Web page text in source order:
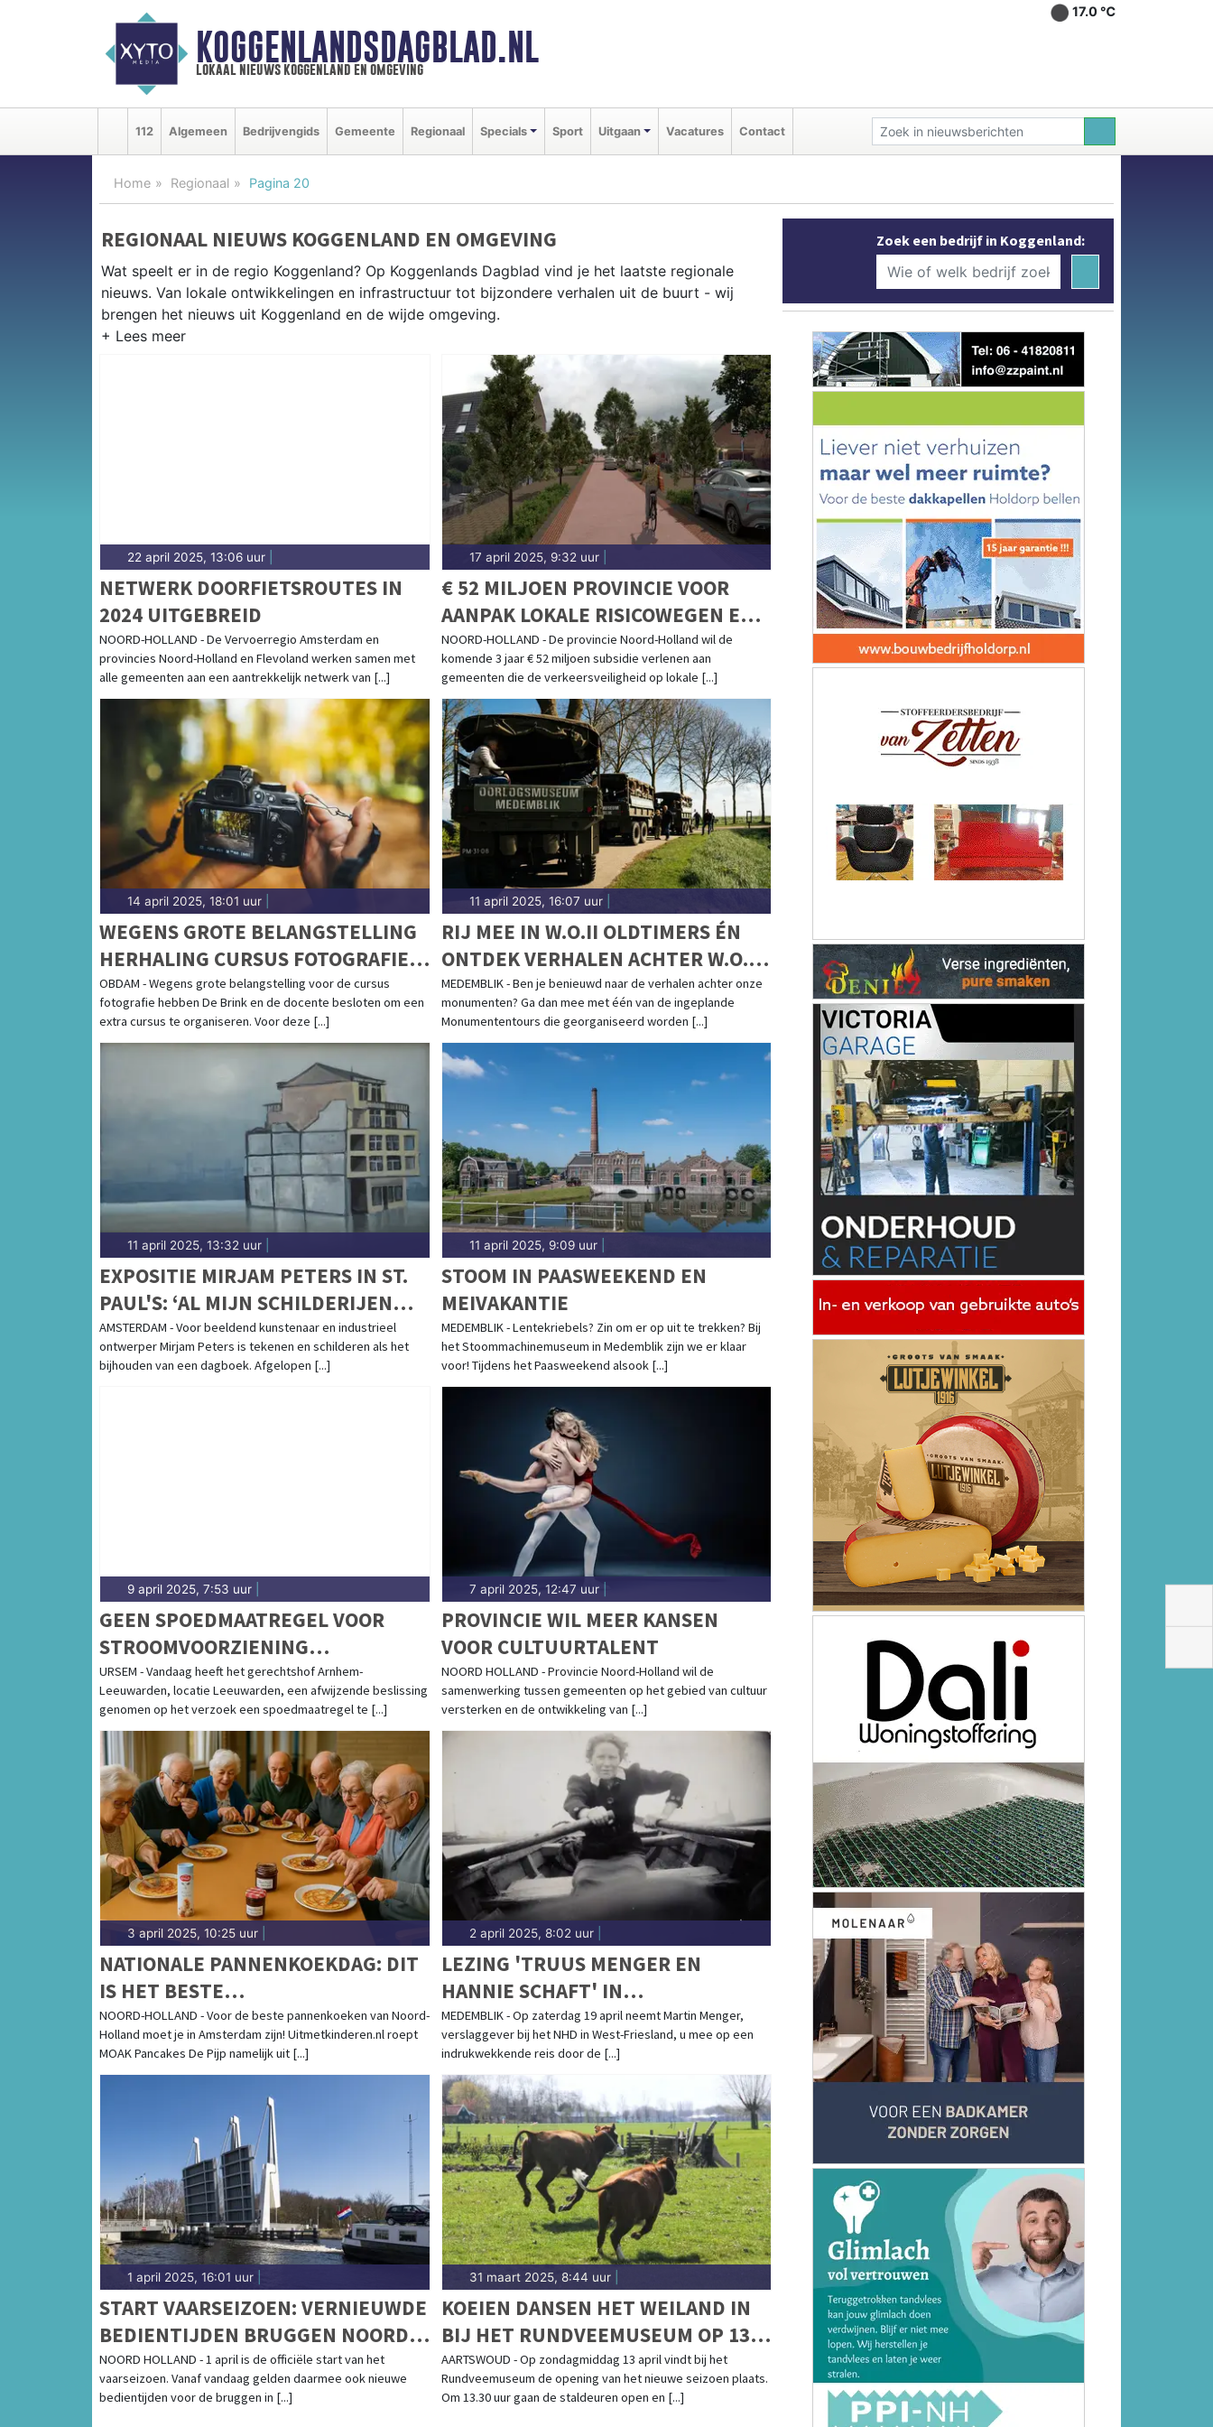
KOGGENLANDSDAGBLAD.NL
lokaal nieuws koggenland en omgeving
17.0 ℃
112 Algemeen Bedrijvengids Gemeente Regionaal Specials Sport Uitgaan Vacatures Contact
Home Regionaal Pagina 20
REGIONAAL NIEUWS KOGGENLAND EN OMGEVING
Wat speelt er in de regio Koggenland? Op Koggenlands Dagblad vind je het laatste regionale
nieuws. Van lokale ontwikkelingen en infrastructuur tot bijzondere verhalen uit de buurt - wij
brengen het nieuws uit Koggenland en de wijde omgeving.
Naast Koggenland volgen wij ook het nieuws uit Drechterland, Enkhuizen, Heerhugowaard en
22 april 2025, 13:06 uur
NETWERK DOORFIETSROUTES IN
2024 UITGEBREID
NOORD-HOLLAND - De Vervoerregio Amsterdam en
provincies Noord-Holland en Flevoland werken samen met
alle gemeenten aan een aantrekkelijk netwerk van [...]
17 april 2025, 9:32 uur|
€ 52 MILJOEN PROVINCIE VOOR
AANPAK LOKALE RISICOWEGEN EN
DOORFIETSROUTES
NOORD-HOLLAND - De provincie Noord-Holland wil de
komende 3 jaar € 52 miljoen subsidie verlenen aan
gemeenten die de verkeersveiligheid op lokale [...]
14 april 2025, 18:01 uur
WEGENS GROTE BELANGSTELLING
HERHALING CURSUS FOTOGRAFIE
IN DE BRINK OBDAM
OBDAM - Wegens grote belangstelling voor de cursus
fotografie hebben De Brink en de docente besloten om een
extra cursus te organiseren. Voor deze [...]
11 april 2025, 16:07 uur|
RIJ MEE IN W.O.II OLDTIMERS ÉN
ONTDEK VERHALEN ACHTER W.O.II
MONUMENTEN
MEDEMBLIK - Ben je benieuwd naar de verhalen achter onze
monumenten? Ga dan mee met één van de ingeplande
Monumententours die georganiseerd worden [...]
11 april 2025, 13:32 uur
EXPOSITIE MIRJAM PETERS IN ST.
PAUL'S: ‘AL MIJN SCHILDERIJEN
HEBBEN KRACHT’
AMSTERDAM - Voor beeldend kunstenaar en industrieel
ontwerper Mirjam Peters is tekenen en schilderen als het
bijhouden van een dagboek. Afgelopen [...]
11 april 2025, 9:09 uur|
STOOM IN PAASWEEKEND EN
MEIVAKANTIE
MEDEMBLIK - Lentekriebels? Zin om er op uit te trekken? Bij
het Stoommachinemuseum in Medemblik zijn we er klaar
voor! Tijdens het Paasweekend alsook [...]
9 april 2025, 7:53 uur
GEEN SPOEDMAATREGEL VOOR
STROOMVOORZIENING
URSEMMERHOF
URSEM - Vandaag heeft het gerechtshof Arnhem-
Leeuwarden, locatie Leeuwarden, een afwijzende beslissing
genomen op het verzoek een spoedmaatregel te [...]
7 april 2025, 12:47 uur|
PROVINCIE WIL MEER KANSEN
VOOR CULTUURTALENT
NOORD HOLLAND - Provincie Noord-Holland wil de
samenwerking tussen gemeenten op het gebied van cultuur
versterken en de ontwikkeling van [...]
3 april 2025, 10:25 uur
NATIONALE PANNENKOEKDAG: DIT
IS HET BESTE
PANNENKOEKENRESTAURANT VAN
NOORD-HOLLAND
NOORD-HOLLAND - Voor de beste pannenkoeken van Noord-
Holland moet je in Amsterdam zijn! Uitmetkinderen.nl roept
MOAK Pancakes De Pijp namelijk uit [...]
2 april 2025, 8:02 uur|
LEZING 'TRUUS MENGER EN
HANNIE SCHAFT' IN
OORLOGSMUSEUM
MEDEMBLIK - Op zaterdag 19 april neemt Martin Menger,
verslaggever bij het NHD in West-Friesland, u mee op een
indrukwekkende reis door de [...]
1 april 2025, 16:01 uur
START VAARSEIZOEN: VERNIEUWDE
BEDIENTIJDEN BRUGGEN NOORD-
HOLLAND
NOORD HOLLAND - 1 april is de officiële start van het
vaarseizoen. Vanaf vandaag gelden daarmee ook nieuwe
bedientijden voor de bruggen in [...]
31 maart 2025, 8:44 uur|
KOEIEN DANSEN HET WEILAND IN
BIJ HET RUNDVEEMUSEUM OP 13
APRIL
AARTSWOUD - Op zondagmiddag 13 april vindt bij het
Rundveemuseum de opening van het nieuwe seizoen plaats.
Om 13.30 uur gaan de staldeuren open en [...]
Zoek een bedrijf in Koggenland: